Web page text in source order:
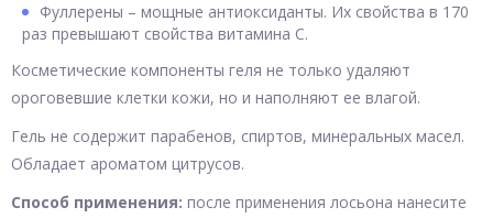
Фуллерены – мощные антиоксиданты. Их свойства в 170
раз превышают свойства витамина С.
Косметические компоненты геля не только удаляют
ороговевшие клетки кожи, но и наполняют ее влагой.
Гель не содержит парабенов, спиртов, минеральных масел.
Обладает ароматом цитрусов.
Способ применения: после применения лосьона нанесите